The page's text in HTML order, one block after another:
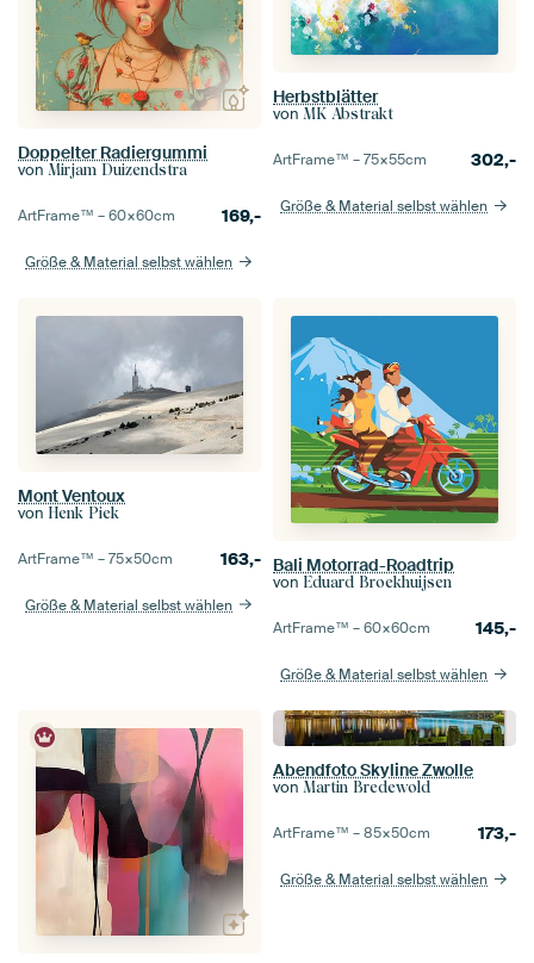
Doppelter Radiergummi
von Mirjam Duizendstra
ArtFrame™ –60×60cm 169,-
Größe & Material selbst wählen
Herbstblätter
von MK Abstrakt
ArtFrame™ –75×55cm 302,-
Größe & Material selbst wählen
Mont Ventoux
von Henk Piek
ArtFrame™ –75×50cm 163,-
Größe & Material selbst wählen
Bali Motorrad-Roadtrip
von Eduard Broekhuijsen
ArtFrame™ –60×60cm 145,-
Größe & Material selbst wählen
Abendfoto Skyline Zwolle
von Martin Bredewold
ArtFrame™ –85×50cm 173,-
Größe & Material selbst wählen